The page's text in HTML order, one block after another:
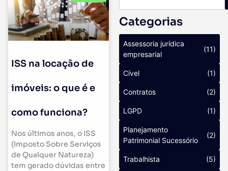
ISS na locação de
imóveis: o que é e
como funciona?
Nos últimos anos, o ISS
(Imposto Sobre Serviços
de Qualquer Natureza)
tem gerado dúvidas entre
Categorias
Assessoria jurídica
empresarial
(11)
Cível (1)
Contratos (2)
LGPD (1)
Planejamento
Patrimonial Sucessório
(2)
Trabalhista (5)